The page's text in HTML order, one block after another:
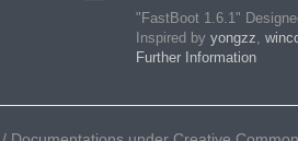
"FastBoot 1.6.1"
Inspired by yongzz
Further Information